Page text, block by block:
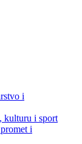
i
kulturu i sport
i